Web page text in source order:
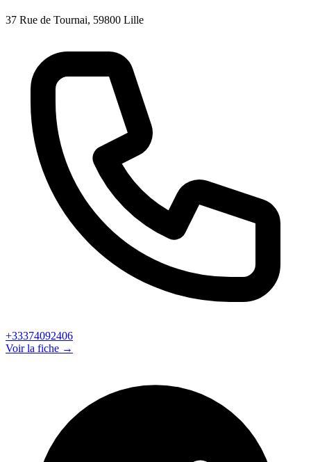
37 Rue de Tournai, 59800 Lille
+33374092406
Voir la fiche →